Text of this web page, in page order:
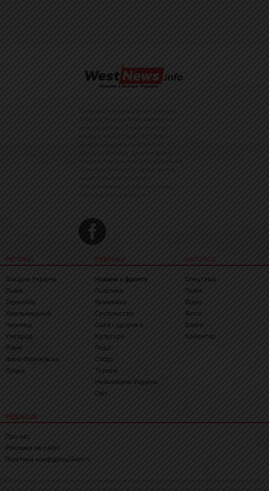
РЕГІОНИ
Західна Україна
Львів
Тернопіль
Хмельницький
Чернівці
Ужгород
Рівне
Івано-Франківськ
Луцьк
РУБРИКИ
Новини з фронту
Політика
Економіка
Суспільство
Сім'я і здоров'я
Культура
Події
Спорт
Туризм
Неймовірна Україна
Світ
НАГОЛОС
Спецтема
Львів
Відео
Фото
Блоги
Коментар
РЕДАКЦІЯ
Про нас
Реклама на сайті
Політика конфіденційності